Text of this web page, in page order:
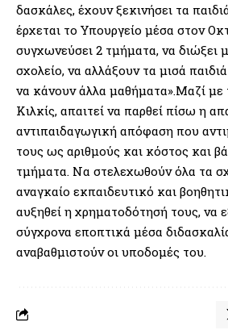
δασκάλες, έχουν ξεκινήσει τα
έρχεται το Υπουργείο μέσα στον
συγχωνεύσει 2 τμήματα, να διώξει
σχολείο, να αλλάξουν τα μισά
να κάνουν άλλα μαθήματα».Μαζί
Κιλκίς, απαιτεί να παρθεί πίσω η
αντιπαιδαγωγική απόφαση που
τους ως αριθμούς και κόστος και
τμήματα. Να στελεχωθούν όλα τα
αναγκαίο εκπαιδευτικό και
αυξηθεί η χρηματοδότησή τους, να
σύγχρονα εποπτικά μέσα
αναβαθμιστούν οι υποδομές του.